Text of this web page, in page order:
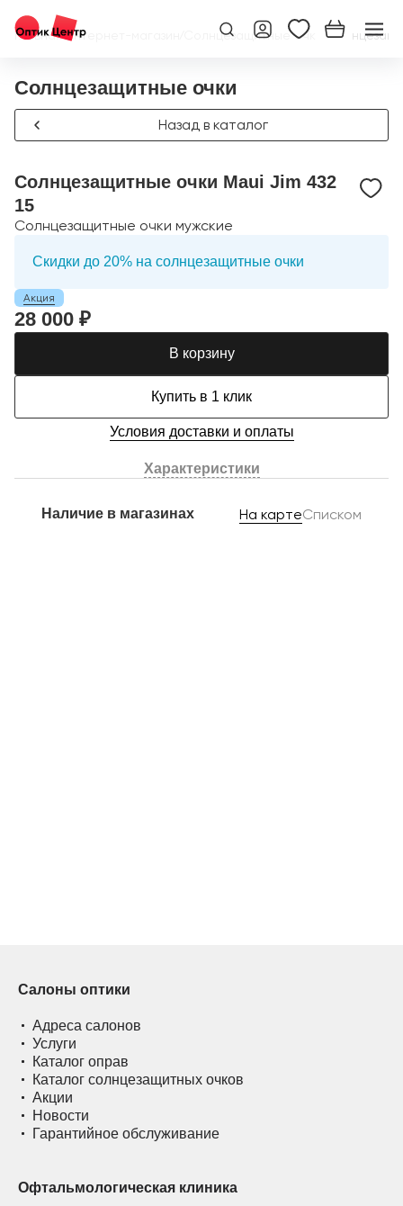
Главная/Интернет-магазин Солнцезащитные очки /
Солнцезащитные очки
Назад в каталог
Солнцезащитные очки Maui Jim 432
15
Солнцезащитные очки мужские
Скидки до 20% на солнцезащитные очки
Акция
28 000 ₽
В корзину
Купить в 1 клик
Условия доставки и оплаты
Характеристики
Наличие в магазинах На картеСписком
Салоны оптики
Адреса салонов
Услуги
Каталог оправ
Каталог солнцезащитных очков
Акции
Новости
Гарантийное обслуживание
Офтальмологическая клиника